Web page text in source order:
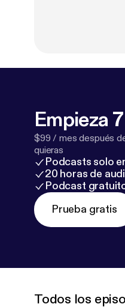
Empieza
$99 / mes después
quieras
Podcasts solo
20 horas de
Podcast
Prueba gratis
Todos los